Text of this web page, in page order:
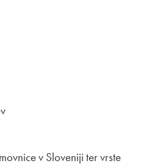
v Sloveniji ter vrste